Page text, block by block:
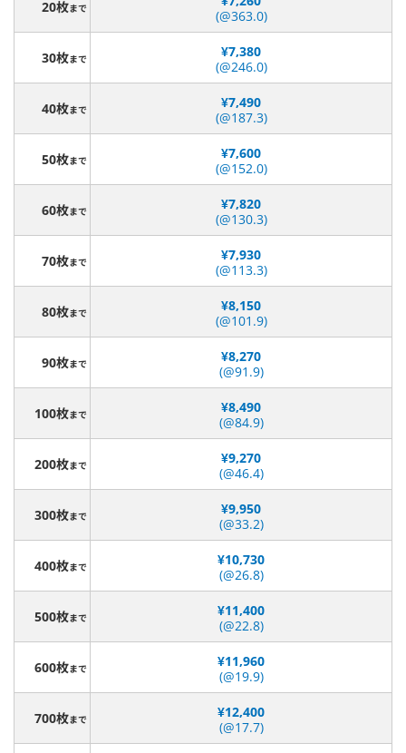
20枚まで
(@363.0)
30枚まで
¥7,380
(@246.0)
40枚まで
¥7,490
(@187.3)
50枚まで
¥7,600
(@152.0)
60枚まで
¥7,820
(@130.3)
70枚まで
¥7,930
(@113.3)
80枚まで
¥8,150
(@101.9)
90枚まで
¥8,270
(@91.9)
100枚まで
¥8,490
(@84.9)
200枚まで
¥9,270
(@46.4)
300枚まで
¥9,950
(@33.2)
400枚まで
¥10,730
(@26.8)
500枚まで
¥11,400
(@22.8)
600枚まで
¥11,960
(@19.9)
700枚まで
¥12,400
(@17.7)